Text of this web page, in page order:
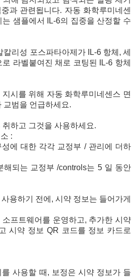
과 관련됩니다. 자동 화학루미네센
샘플에서 IL-6의 집중을 산정할 수
칼리성 포스파타아제가 IL-6 항체, 세
라벨붙여진 채로 코팅된 IL-6 항체
시를 위해 자동 화학루미네센스 면
교범을 언급하세요.
하고 그것을 사용하세요.
:
에 대한 각각 교정부 / 관리에 더하
해되는 교정부 /controls는 5 일 동안
용하기 전에, 시약 정보는 들어가게
프트웨어를 운영하고, 추가한 시약
시약 정보 QR 코드를 정보 카드로
사용할 때, 보정은 시약 정보가 들